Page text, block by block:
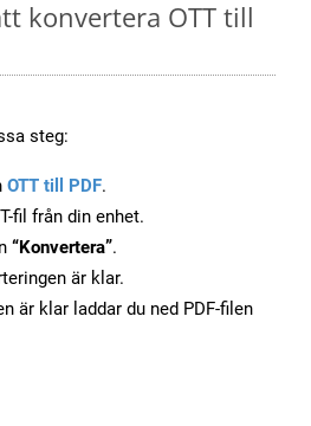
konvertera OTT till
steg:
OTT till PDF.
fil från din enhet.
“Konvertera”.
är klar.
är klar laddar du ned PDF-filen